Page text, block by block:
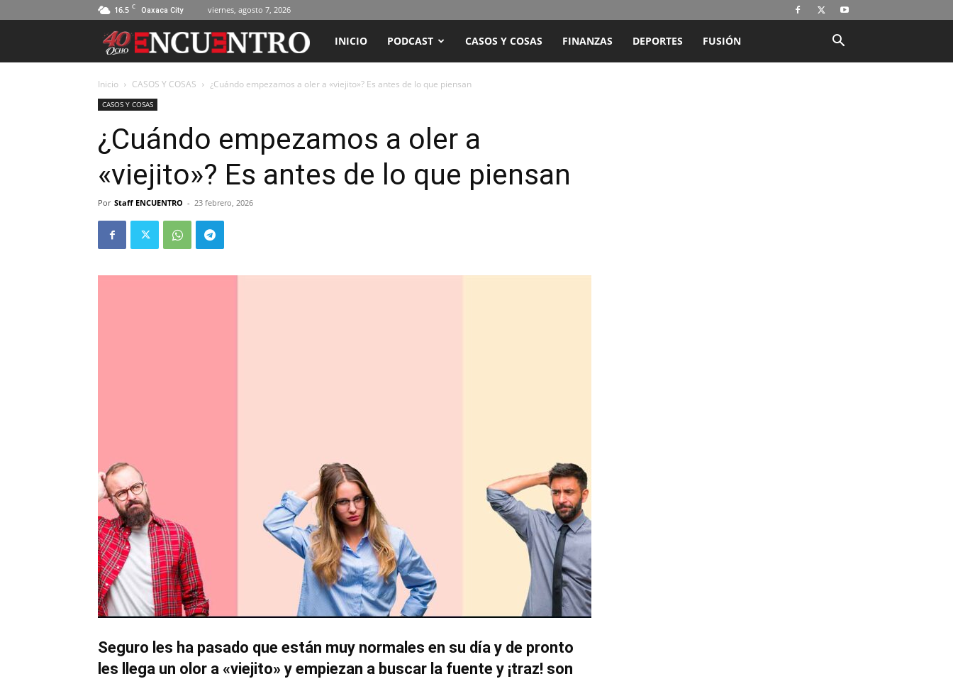
16.5 C Oaxaca City viernes, agosto 7, 2026
ENCUENTRO
RADIO
TELEVISIÓN
INICIO PODCAST CASOS Y COSAS FINANZAS DEPORTES FUSIÓN
Inicio CASOS Y COSAS ¿Cuándo empezamos a oler a «viejito»? Es antes de lo que piensan
CASOS Y COSAS
¿Cuándo empezamos a oler a
«viejito»? Es antes de lo que piensan
Por Staff ENCUENTRO - 23 febrero, 2026
Seguro les ha pasado que están muy normales en su día y de pronto
les llega un olor a «viejito» y empiezan a buscar la fuente y ¡traz! son